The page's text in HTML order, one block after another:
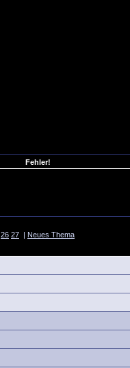
Fehler!
26 27 | Neues Thema